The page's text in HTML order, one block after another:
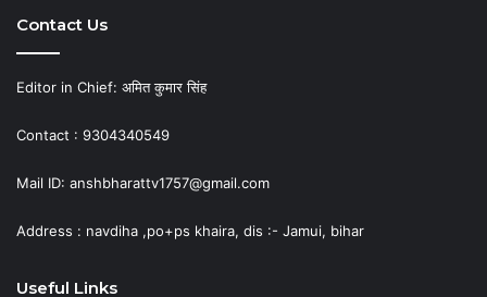
Contact Us
Editor in Chief: अमित कुमार सिंह
Contact : 9304340549
Mail ID: anshbharattv1757@gmail.com
Address : navdiha ,po+ps khaira, dis :- Jamui, bihar
Useful Links